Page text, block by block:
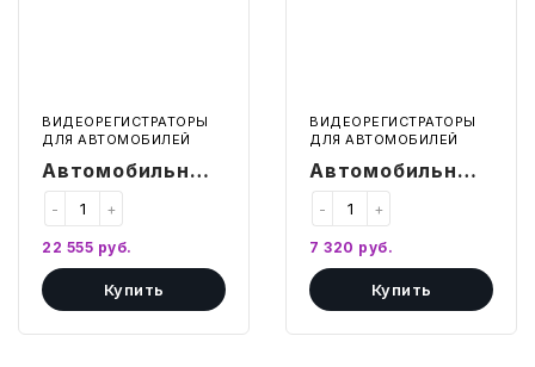
ЭЛЕКТРОТОВАРЫ И ОСВЕЩЕНИЕ
ПОСУДА
ИНСТРУМЕНТЫ И РЕМОНТ
ВИДЕОРЕГИСТРАТОРЫ
ДЛЯ АВТОМОБИЛЕЙ
Автомобильный
видеорегистратор
радар
TRENDVISION
Hybrid Signature
+
-
22 555 руб.
Купить
ВИДЕОРЕГИСТРАТОРЫ
ДЛЯ АВТОМОБИЛЕЙ
Автомобильный
видеорегистратор
TrendVision
Proof PRO (2
камеры)
+
-
7 320 руб.
Купить